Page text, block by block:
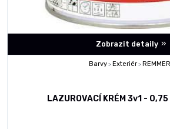
Zobrazit detaily
Barvy> Exteriér>
LAZUROVACÍ KRÉM 3v1 - 0,75